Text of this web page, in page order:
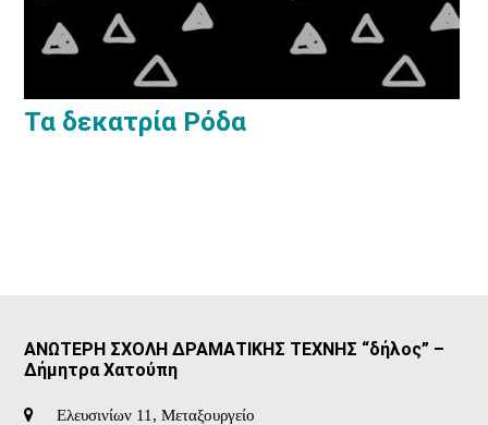
Τα δεκατρία Ρόδα
ΑΝΩΤΕΡΗ ΣΧΟΛΗ ΔΡΑΜΑΤΙΚΗΣ ΤΕΧΝΗΣ “δήλος” –
Δήμητρα Χατούπη
Ελευσινίων 11, Μεταξουργείο